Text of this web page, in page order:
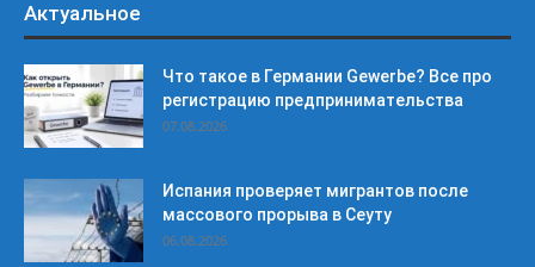
Актуальное
Что такое в Германии Gewerbe? Все про
регистрацию предпринимательства
07.08.2026
Испания проверяет мигрантов после
массового прорыва в Сеуту
06.08.2026